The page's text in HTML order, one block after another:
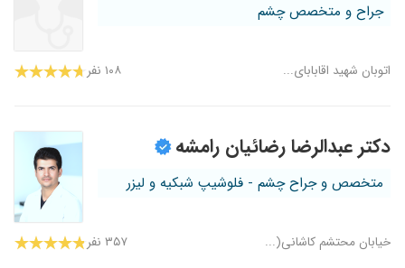
جراح و متخصص چشم
اتوبان شهید اقابابای... ۱۰۸ نفر
دکتر عبدالرضا رضائیان رامشه
متخصص و جراح چشم - فلوشیپ شبکیه و لیزر
خیابان محتشم کاشانی(... ۳۵۷ نفر